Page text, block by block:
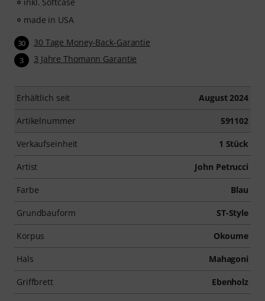
made in USA
30 30 Tage Money-Back-Garantie
3 3 Jahre Thomann Garantie
Erhältlich seit August 2024
Artikelnummer 591102
Verkaufseinheit 1 Stück
Artist John Petrucci
Farbe Blau
Grundbauform ST-Style
Korpus Okoume
Hals Mahagoni
Griffbrett Ebenholz